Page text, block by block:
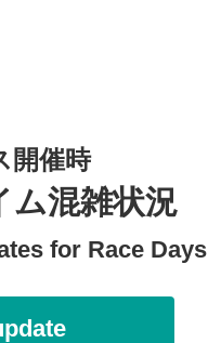
開催時
ム混雑状況
for Race Days